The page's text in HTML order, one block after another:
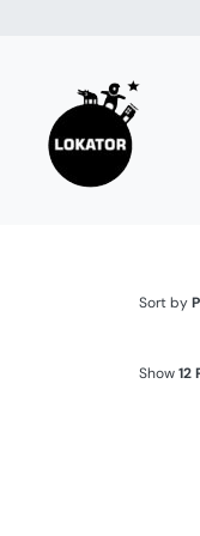
zawartości
Sort by
Show12